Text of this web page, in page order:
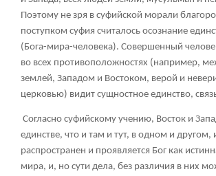
Поэтому не зря в суфийской морали
поступком суфия считалось осознание
(Бога-мира-человека). Совершенный
во всех противоположностях (например,
землей, Западом и Востоком, верой и
церковью) видит сущностное единство,
Согласно суфийскому учению, Восток и
единстве, что и там и тут, в одном и
распространен и проявляется Бог как
мира, и, но сути дела, без различия в них